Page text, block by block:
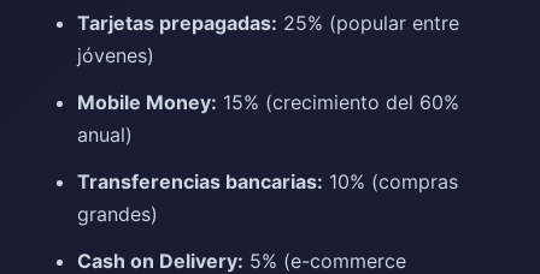
Tarjetas prepagadas: 25% (popular entre
jóvenes)
Mobile Money: 15% (crecimiento del 60%
anual)
Transferencias bancarias: 10% (compras
grandes)
Cash on Delivery: 5% (e-commerce